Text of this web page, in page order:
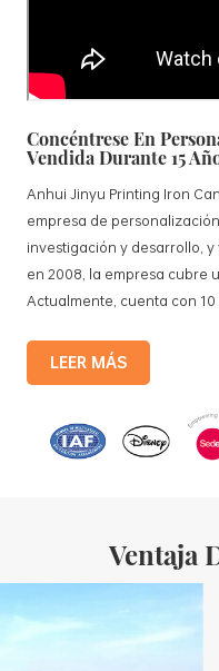
Concéntrese En
Vendida Durante 15
Anhui Jinyu Printing Iron
empresa de
investigación y desarrollo,
en 2008, la empresa cubre
Actualmente, cuenta con
producción mensual de 3,5
productos de la compañía
para regalos
de producción
LEER MÁS
Ventaja